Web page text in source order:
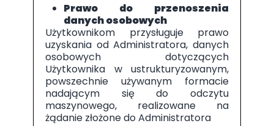
Prawo do przenoszenia
danych osobowych
Użytkownikom przysługuje prawo
uzyskania od Administratora, danych
osobowych dotyczących
Użytkownika w ustrukturyzowanym,
powszechnie używanym formacie
nadającym się do odczytu
maszynowego, realizowane na
żądanie złożone do Administratora